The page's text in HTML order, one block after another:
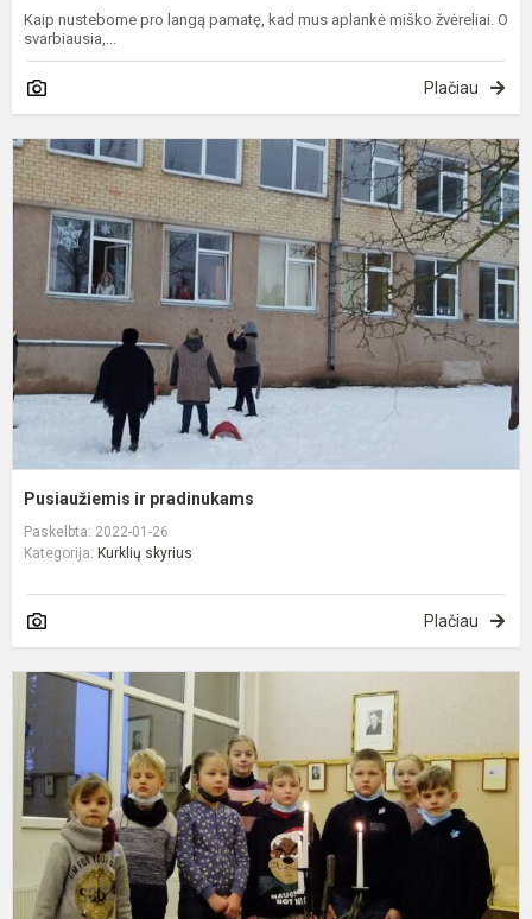
Kaip nustebome pro langą pamatę, kad mus aplankė miško žvėreliai. O
svarbiausia,...
Plačiau
Pusiaužiemis ir pradinukams
Paskelbta: 2022-01-26
Kategorija: Kurklių skyrius
Plačiau